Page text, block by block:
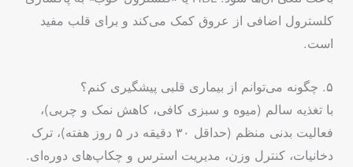
کلسترول اضافی از عروق کمک می‌کند و برای قلب مفید
است.
۵. چگونه می‌توانم از بیماری قلبی پیشگیری کنم؟
با تغذیه سالم (میوه و سبزی کافی، کاهش نمک و چربی)،
فعالیت بدنی منظم (حداقل ۳۰ دقیقه در ۵ روز هفته)، ترک
دخانیات، کنترل وزن، مدیریت استرس و چکاپ‌های دوره‌ای.